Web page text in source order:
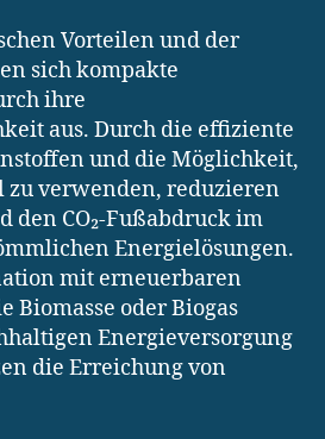
Vorteilen und der
sich kompakte
ihre
aus. Durch die effiziente
und die Möglichkeit,
verwenden, reduzieren
den CO₂-Fußabdruck im
Energielösungen.
mit erneuerbaren
Biomasse oder Biogas
Energieversorgung
die Erreichung von